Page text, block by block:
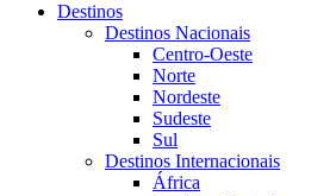
Destinos
Destinos Nacionais
Centro-Oeste
Norte
Nordeste
Sudeste
Sul
Destinos Internacionais
África